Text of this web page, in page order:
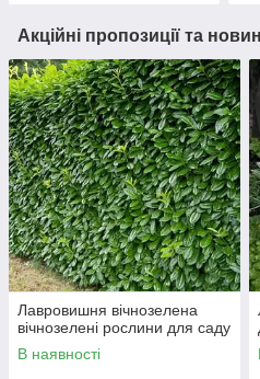
Акційні пропозиції та
Лавровишня вічнозелена
вічнозелені рослини для саду
В наявності